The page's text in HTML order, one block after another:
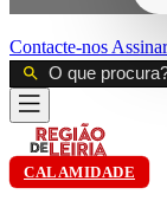
Contacte-nos
CALAMIDADE